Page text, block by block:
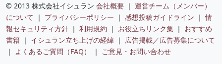
© 2013 株式会社イシュラン 会社概要 ｜ 運営チーム（メンバー）
について ｜ プライバシーポリシー ｜ 感想投稿ガイドライン ｜情
報セキュリティ方針 ｜ 利用規約 ｜ お役立ちリンク集 ｜ おすすめ
書籍 ｜ イシュラン立ち上げの経緯 ｜ 広告掲載／広告募集について
｜ よくあるご質問（FAQ） ｜ ご意見・お問い合わせ